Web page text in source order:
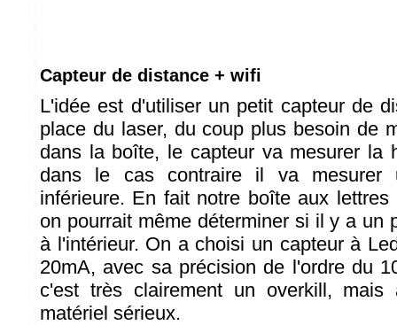
Capteur de distance + wifi
L'idée est d'utiliser un petit capteur de
place du laser, du coup plus besoin de
dans la boîte, le capteur va mesurer la
dans le cas contraire il va mesurer
inférieure. En fait notre boîte aux lettres
on pourrait même déterminer si il y a un
à l'intérieur. On a choisi un capteur à
20mA, avec sa précision de l'ordre du
c'est très clairement un overkill,
matériel sérieux.